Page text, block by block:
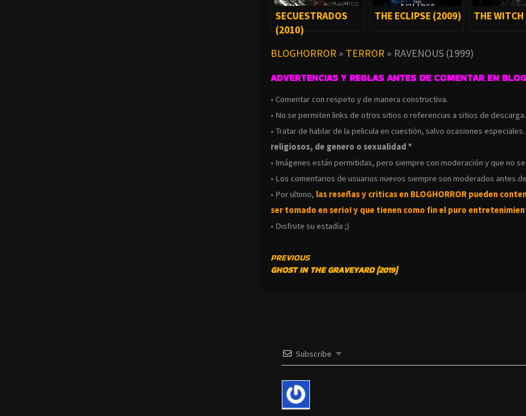
SECUESTRADOS
(2010)
THE ECLIPSE (2009) THE
BLOGHORROR » TERROR » RAVENOUS (1999)
ADVERTENCIAS Y REGLAS ANTES DE COMENTAR EN
• Comentar con respeto y de manera constructiva.
• No se permiten links de otros sitios o referencias a sitios de
• Tratar de hablar de la pelicula en cuestión, salvo ocasiones especiales.
religiosos, de genero o sexualidad *
• Imágenes están permitidas, pero siempre con moderación y que no
• Los comentarios de usuarios nuevos siempre son moderados antes
• Por ultimo, las reseñas y criticas en BLOGHORROR pueden
ser tomado en serio! y que tienen como fin el puro
• Disfrute su estadía ;)
CONTINUE
READING
PREVIOUS
GHOST IN THE GRAVEYARD (2019)
Subscribe